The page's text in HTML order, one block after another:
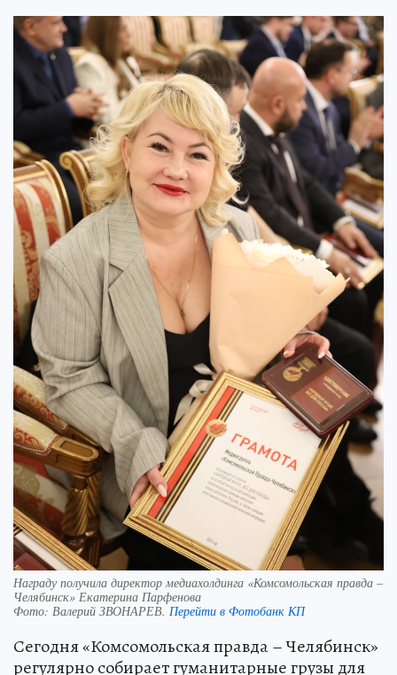
Награду получила директор медиахолдинга «Комсомольская правда –
Челябинск» Екатерина Парфенова
Фото: Валерий ЗВОНАРЕВ. Перейти в Фотобанк КП
Сегодня «Комсомольская правда – Челябинск»
регулярно собирает гуманитарные грузы для